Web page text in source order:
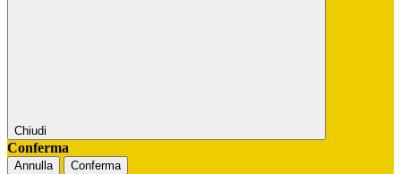
Chiudi
Conferma
Annulla Conferma